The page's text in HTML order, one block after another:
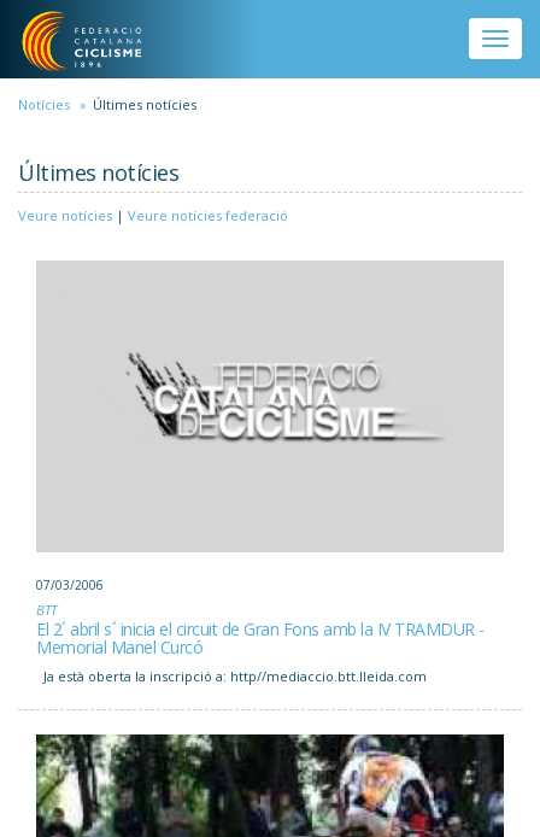
Vés al contingut
Toggle
Notícies Últimes notícies
Últimes notícies
Veure notícies | Veure notícies federació
07/03/2006
BTT
El 2´ abril s´ inicia el circuit de Gran Fons amb la IV TRAMDUR -
Memorial Manel Curcó
Ja està oberta la inscripció a: http//mediaccio.btt.lleida.com